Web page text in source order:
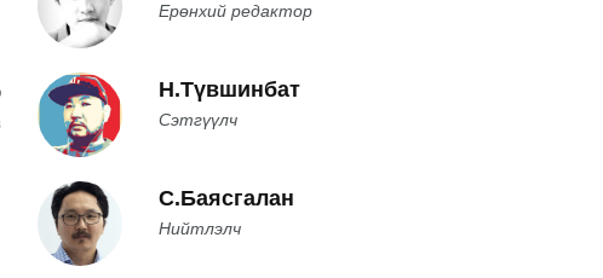
Ерөнхий редактор
Н.Түвшинбат
Сэтгүүлч
С.Баясгалан
Нийтлэлч